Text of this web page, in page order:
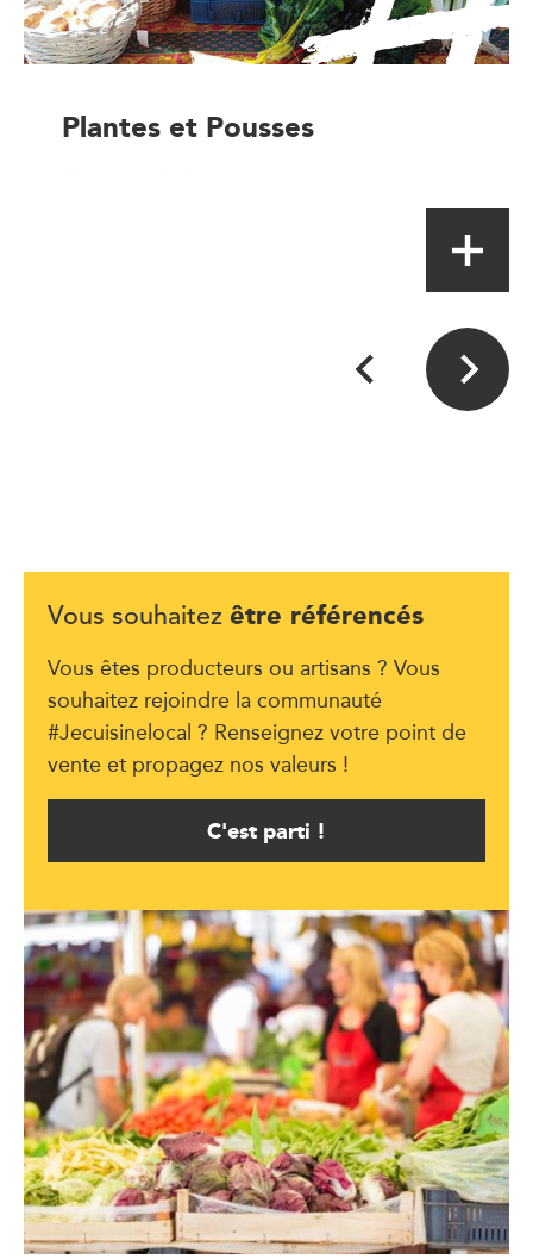
Plantes et Pousses
Vous souhaitez être référencés
Vous êtes producteurs ou artisans ? Vous
souhaitez rejoindre la communauté
#Jecuisinelocal ? Renseignez votre point de
vente et propagez nos valeurs !
C'est parti !